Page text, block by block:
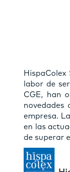
labor de
CGE, han
novedades
empresa.
en las
de superar